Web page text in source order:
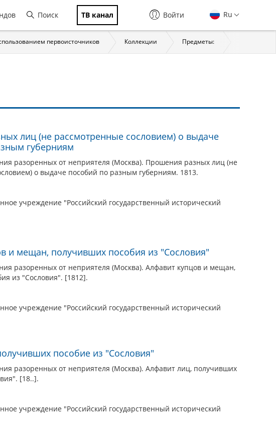
Поиск ТВ канал Ru
Войти
первоисточников Коллекции Предметы:
лиц (не рассмотренные сословием) о выдаче
губерниям
разоренных от неприятеля (Москва). Прошения разных лиц (не
о выдаче пособий по разным губерниям. 1813.
учреждение "Российский государственный исторический
и мещан, получивших пособия из "Сословия"
разоренных от неприятеля (Москва). Алфавит купцов и мещан,
из "Сословия". [1812].
учреждение "Российский государственный исторический
пособие из "Сословия"
разоренных от неприятеля (Москва). Алфавит лиц, получивших
[18..].
учреждение "Российский государственный исторический